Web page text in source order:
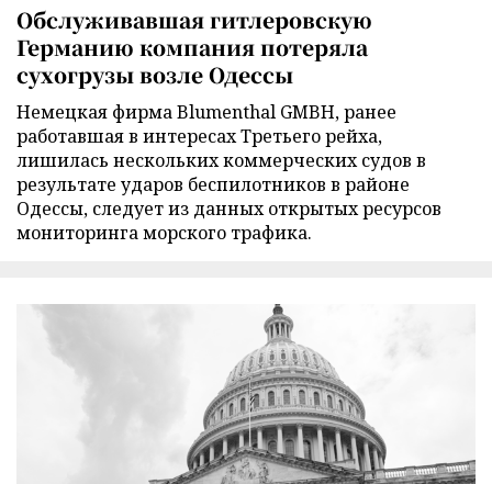
Обслуживавшая гитлеровскую
Германию компания потеряла
сухогрузы возле Одессы
Немецкая фирма Blumenthal GMBH, ранее
работавшая в интересах Третьего рейха,
лишилась нескольких коммерческих судов в
результате ударов беспилотников в районе
Одессы, следует из данных открытых ресурсов
мониторинга морского трафика.